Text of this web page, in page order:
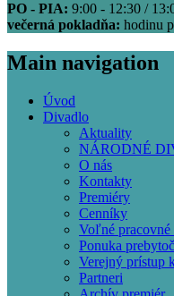
PO - PIA: 9:00 - 12:30 /
večerná pokladňa: hodinu
Main navigation
Úvod
Divadlo
Aktuality
NÁRODNÉ
O nás
Kontakty
Premiéry
Cenníky
Voľné pracovné
Ponuka
Verejný prístup
Partneri